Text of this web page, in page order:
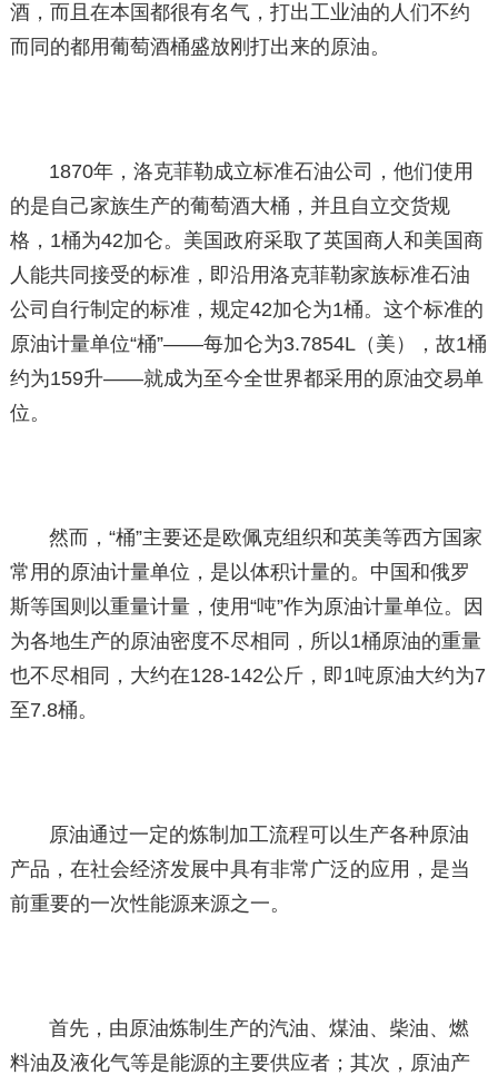
酒，而且在本国都很有名气，打出工业油的人们不约
而同的都用葡萄酒桶盛放刚打出来的原油。
1870年，洛克菲勒成立标准石油公司，他们使用
的是自己家族生产的葡萄酒大桶，并且自立交货规
格，1桶为42加仑。美国政府采取了英国商人和美国商
人能共同接受的标准，即沿用洛克菲勒家族标准石油
公司自行制定的标准，规定42加仑为1桶。这个标准的
原油计量单位“桶”——每加仑为3.7854L（美），故1桶
约为159升——就成为至今全世界都采用的原油交易单
位。
然而，“桶”主要还是欧佩克组织和英美等西方国家
常用的原油计量单位，是以体积计量的。中国和俄罗
斯等国则以重量计量，使用“吨”作为原油计量单位。因
为各地生产的原油密度不尽相同，所以1桶原油的重量
也不尽相同，大约在128-142公斤，即1吨原油大约为7
至7.8桶。
原油通过一定的炼制加工流程可以生产各种原油
产品，在社会经济发展中具有非常广泛的应用，是当
前重要的一次性能源来源之一。
首先，由原油炼制生产的汽油、煤油、柴油、燃
料油及液化气等是能源的主要供应者；其次，原油产